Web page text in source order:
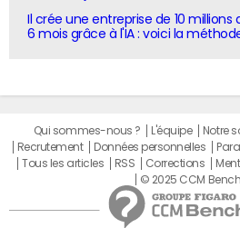
Il crée une entreprise de 10
6 mois grâce à l'IA : voici la
Qui sommes-nous ? L'équipe Notre
Recrutement
Données personnelles
Tous les articles
RSS Corrections
© 2025 CCM